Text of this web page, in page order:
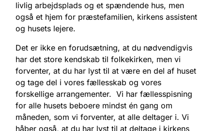
livlig arbejdsplads og et spændende hus, men
også et hjem for præstefamilien, kirkens assistent
og husets lejere.
Det er ikke en forudsætning, at du nødvendigvis
har det store kendskab til folkekirken, men vi
forventer, at du har lyst til at være en del af huset
og tage del i vores fællesskab og vores
forskellige arrangementer. Vi har fællesspisning
for alle husets beboere mindst én gang om
måneden, som vi forventer, at alle deltager i. Vi
håber også, at du har lyst til at deltage i kirkens